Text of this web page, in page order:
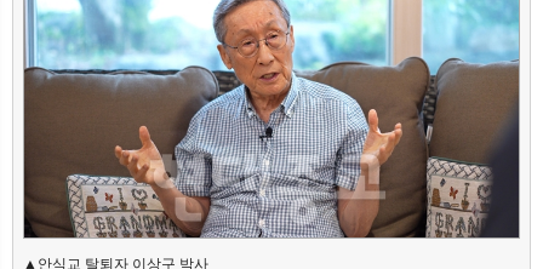
▲안식교 탈퇴자 이상구 박사